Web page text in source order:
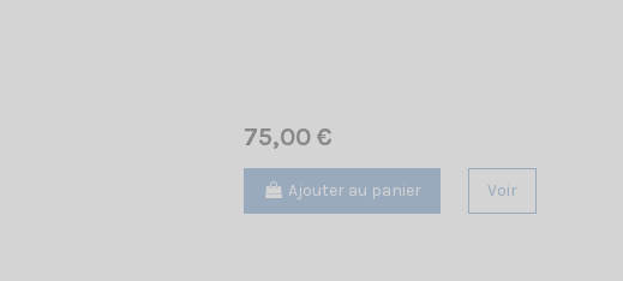
75,00 €
Ajouter au panier Voir